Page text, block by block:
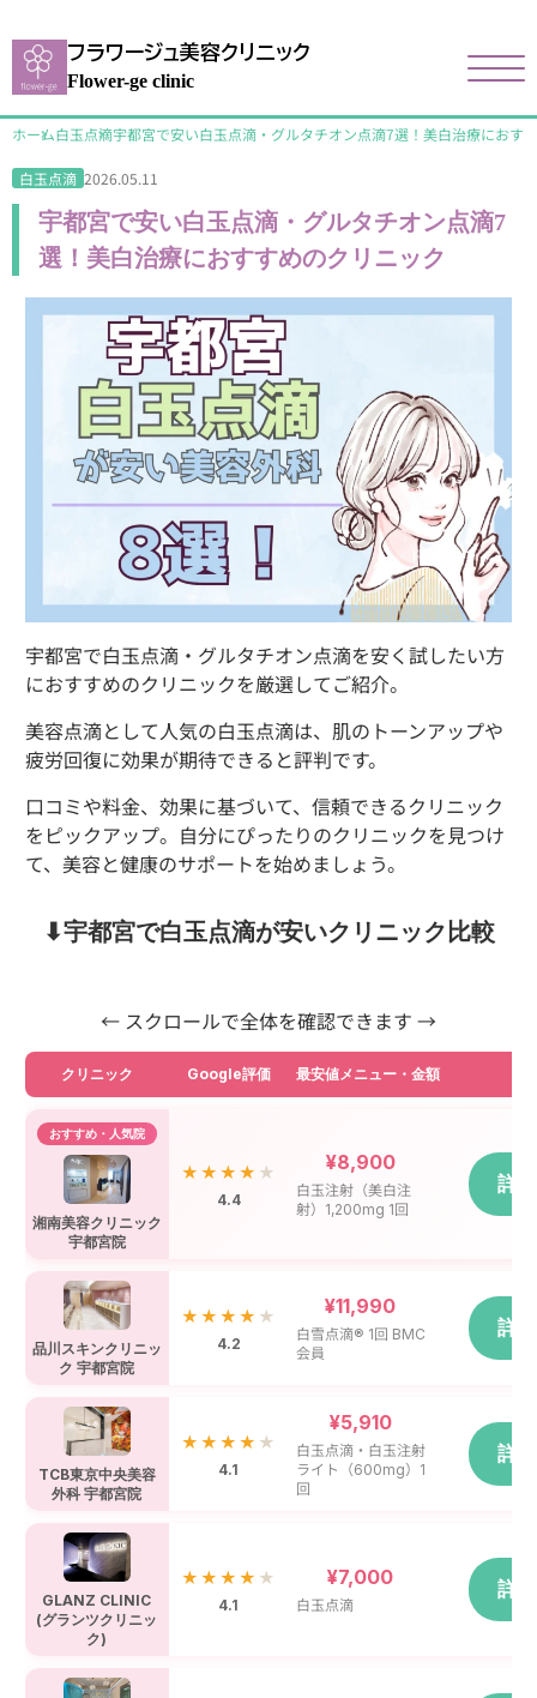
フラワージュ美容クリニック
Flower-ge clinic
ホーム白玉点滴宇都宮で安い白玉点滴・グルタチオン点滴7選！美白治療におす
白玉点滴 2026.05.11
宇都宮で安い白玉点滴・グルタチオン点滴7
選！美白治療におすすめのクリニック
宇都宮で白玉点滴・グルタチオン点滴を安く試したい方
におすすめのクリニックを厳選してご紹介。
美容点滴として人気の白玉点滴は、肌のトーンアップや
疲労回復に効果が期待できると評判です。
口コミや料金、効果に基づいて、信頼できるクリニック
をピックアップ。自分にぴったりのクリニックを見つけ
て、美容と健康のサポートを始めましょう。
⬇︎宇都宮で白玉点滴が安いクリニック比較
← スクロールで全体を確認できます →
クリニック Google評価 最安値メニュー・金額
おすすめ・人気院
湘南美容クリニック
宇都宮院
★★★★ ★
4.4
¥8,900
白玉注射（美白注
射）1,200mg 1回
詳
品川スキンクリニッ
ク 宇都宮院
★★★★ ★
4.2
¥11,990
白雪点滴® 1回 BMC
会員
詳
TCB東京中央美容
外科 宇都宮院
★★★★ ★
4.1
¥5,910
白玉点滴・白玉注射
ライト（600mg）1
回
詳
GLANZ CLINIC
(グランツクリニッ
ク)
★★★★ ★
4.1
¥7,000
白玉点滴
詳